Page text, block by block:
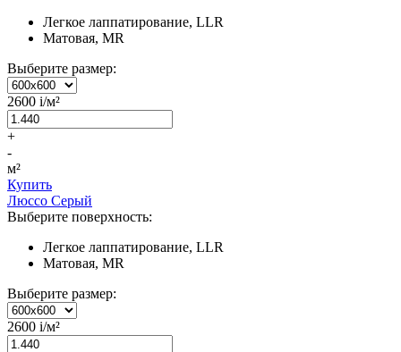
Легкое лаппатирование, LLR
Матовая, MR
Выберите размер:
2600 i/м²
+
-
м²
Купить
Люссо Серый
Выберите поверхность:
Легкое лаппатирование, LLR
Матовая, MR
Выберите размер:
2600 i/м²